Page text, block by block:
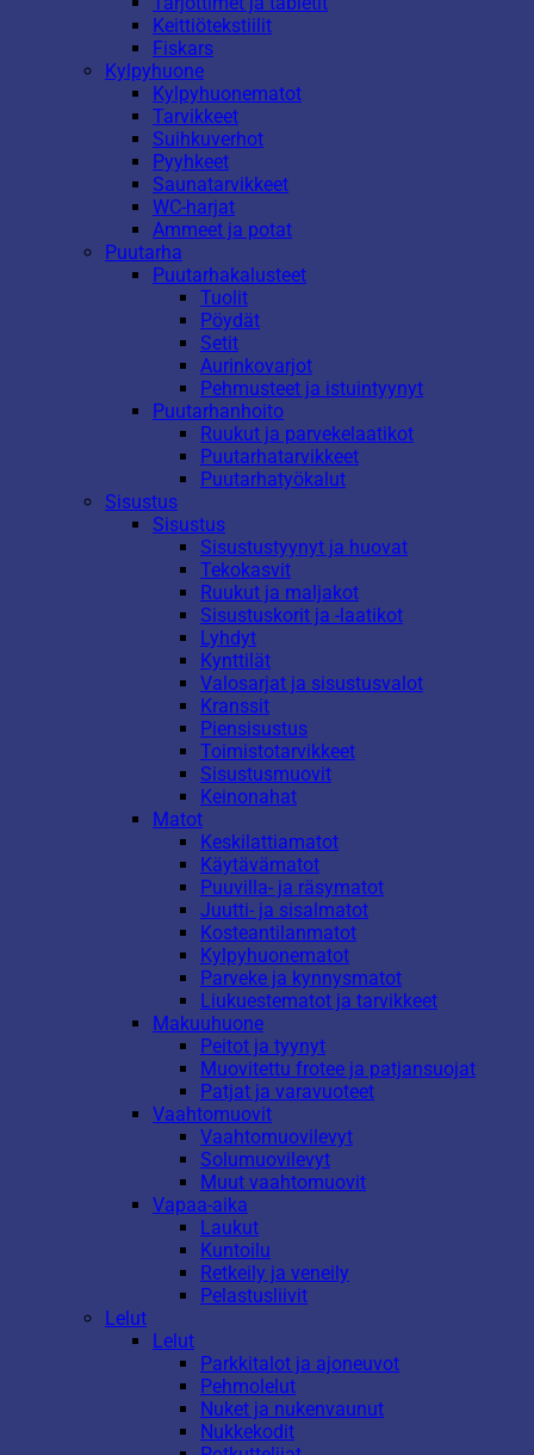
Keittiötekstiilit
Fiskars
Kylpyhuone
Kylpyhuonematot
Tarvikkeet
Suihkuverhot
Pyyhkeet
Saunatarvikkeet
WC-harjat
Ammeet ja potat
Puutarha
Puutarhakalusteet
Tuolit
Pöydät
Setit
Aurinkovarjot
Pehmusteet ja istuintyynyt
Puutarhanhoito
Ruukut ja parvekelaatikot
Puutarhatarvikkeet
Puutarhatyökalut
Sisustus
Sisustus
Sisustustyynyt ja huovat
Tekokasvit
Ruukut ja maljakot
Sisustuskorit ja -laatikot
Lyhdyt
Kynttilät
Valosarjat ja sisustusvalot
Kranssit
Piensisustus
Toimistotarvikkeet
Sisustusmuovit
Keinonahat
Matot
Keskilattiamatot
Käytävämatot
Puuvilla- ja räsymatot
Juutti- ja sisalmatot
Kosteantilanmatot
Kylpyhuonematot
Parveke ja kynnysmatot
Liukuestematot ja tarvikkeet
Makuuhuone
Peitot ja tyynyt
Muovitettu frotee ja patjansuojat
Patjat ja varavuoteet
Vaahtomuovit
Vaahtomuovilevyt
Solumuovilevyt
Muut vaahtomuovit
Vapaa-aika
Laukut
Kuntoilu
Retkeily ja veneily
Pelastusliivit
Lelut
Lelut
Parkkitalot ja ajoneuvot
Pehmolelut
Nuket ja nukenvaunut
Nukkekodit